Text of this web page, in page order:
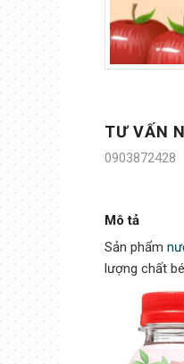
TƯ VẤN
0903872428
Mô tả
Sản phẩm
lượng chất